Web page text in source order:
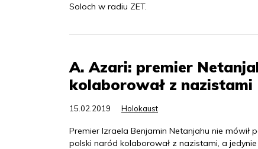
Soloch w radiu ZET.
A. Azari: premier
kolaborował z nazistami
15.02.2019 Holokaust
Premier Izraela Benjamin Netanjahu nie
polski naród kolaborował z nazistami, a